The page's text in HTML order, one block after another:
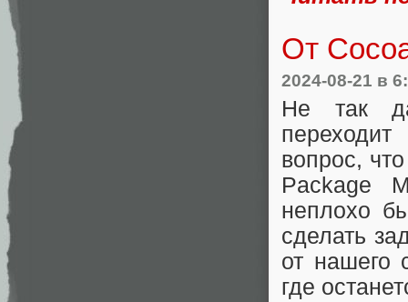
От
2024-08-21 в
Не так
вопрос,
Package
неплохо
сделать
от нашего
где